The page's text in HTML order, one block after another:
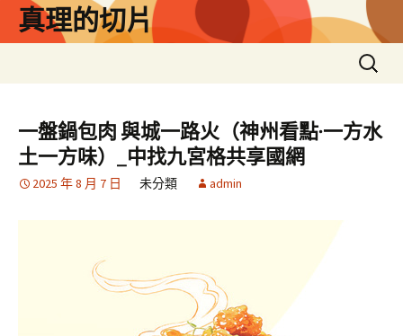
真理的切片
搜
尋
鍵
字:
一盤鍋包肉 與城一路火（神州看點·一方水
土一方味）_中找九宮格共享國網
2025 年 8 月 7 日 未分類 admin